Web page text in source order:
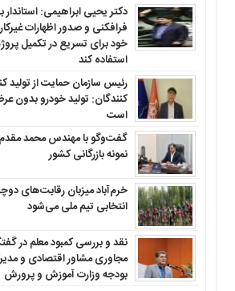
دکتر یحیی ابراهیمی:
فرافکنی و صدور اظهارات
خود برای تسریع در تکمیل
استفاده کند
رئیس سازمان حمایت از تولید
کنندگان: تولید خودرو بدون
است
گفت‌وگو با مهندس محمد مقدم
نمونه بازرگانی کشور
خرم‌آباد میزبان رقابت‌های
انتخابی تیم ملی می‌شود
نقد و بررسی کمبود معلم در
مجاوری مشاور اقتصادی و
بودجه وزارت آموزش و پرورش